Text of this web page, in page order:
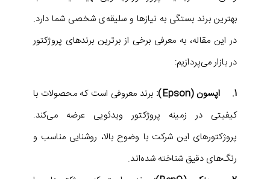
بهترین برند بستگی به نیازها و سلیقه‌ی شخصی شما دارد.
در این مقاله، به معرفی برخی از برترین برندهای پروژکتور
در بازار می‌پردازیم:
1. اپسون (Epson):
برند معروفی است که محصولات با
کیفیتی در زمینه پروژکتور ویدئویی عرضه می‌کند.
پروژکتورهای این شرکت با وضوح بالا، روشنایی مناسب و
رنگ‌های دقیق شناخته شده‌اند.